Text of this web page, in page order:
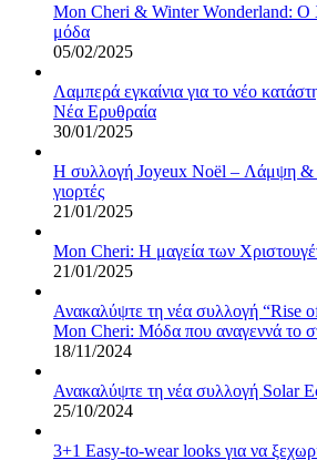
Mon Cheri & Winter Wonderland: Ο
μόδα
05/02/2025
Λαμπερά εγκαίνια για το νέο
Νέα Ερυθραία
30/01/2025
Η συλλογή Joyeux Noël – Λάμψη &
γιορτές
21/01/2025
Mon Cheri: Η μαγεία των
21/01/2025
Ανακαλύψτε τη νέα συλλογή “Rise
Mon Cheri: Μόδα που αναγεννά το
18/11/2024
Ανακαλύψτε τη νέα συλλογή Solar
25/10/2024
3+1 Easy-to-wear looks για να